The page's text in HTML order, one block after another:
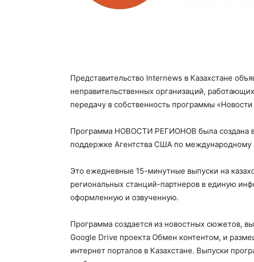
Представительство Internews в Казахстане
неправительственных организаций,
передачу в собственность программы «Новости
Программа НОВОСТИ РЕГИОНОВ была создана
поддержке Агентства США по международному
Это ежедневные 15-минутные выпуски на
региональных станций-партнеров в единую
оформленную и озвученную.
Программа создается из новостных сюжетов,
Google Drive проекта Обмен контентом, и
интернет порталов в Казахстане. Выпуски